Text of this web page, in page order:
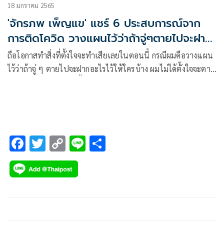
18 มกราคม 2565
'จักรภพ เพ็ญแข' แชร์ 6 ประสบการณ์จาก
การติดโควิด วางแผนไว้ว่าถ้าจู่ๆตายไปจะฝาก
อะไรไว้ให้ใครบ้าง
ถือโอกาสทำสิ่งที่ตั้งใจจะทำเสียเลยในตอนนี้ กรณีผมคือวางแผน
ไว้ว่าถ้าจู่ ๆ ตายไปจะฝากอะไรไว้ให้ใครบ้าง ผมไม่ได้ตั้งใจจะตาย
F
ac
e
T
wi
tt
C
o
p
Li